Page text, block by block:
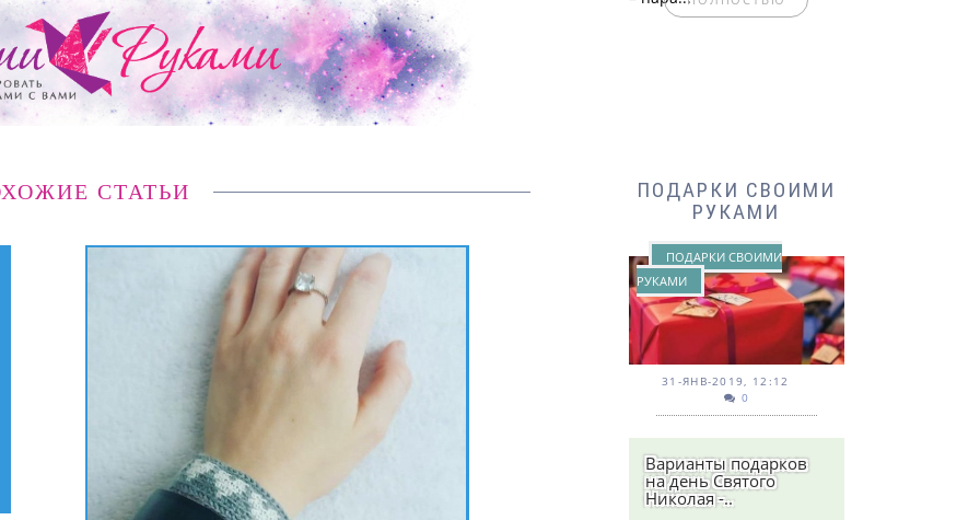
СТАТЬИ
ПОДАРКИ СВОИМИ
РУКАМИ
ПОДАРКИ СВОИМИ
РУКАМИ
31-ЯНВ-2019, 12:12
0
Варианты подарков
на день Святого
Николая -..